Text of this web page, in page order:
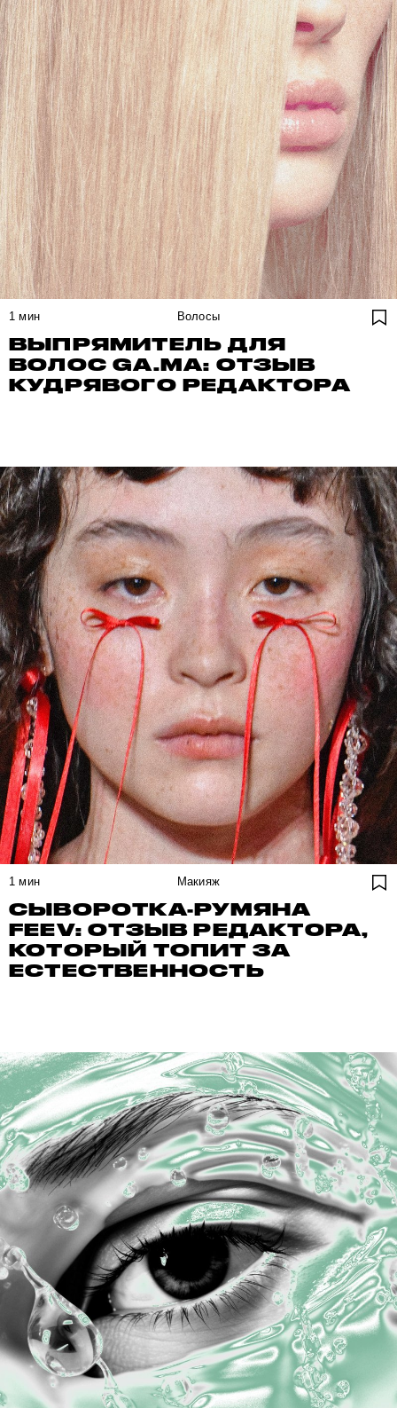
1 мин Волосы
ВЫПРЯМИТЕЛЬ ДЛЯ
ВОЛОС GA.MA: ОТЗЫВ
КУДРЯВОГО РЕДАКТОРА
1 мин Макияж
СЫВОРОТКА-РУМЯНА
FEEV: ОТЗЫВ РЕДАКТОРА,
КОТОРЫЙ ТОПИТ ЗА
ЕСТЕСТВЕННОСТЬ